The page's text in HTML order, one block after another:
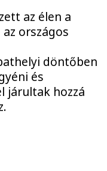
az élen a
országos
döntőben
és
járultak hozzá